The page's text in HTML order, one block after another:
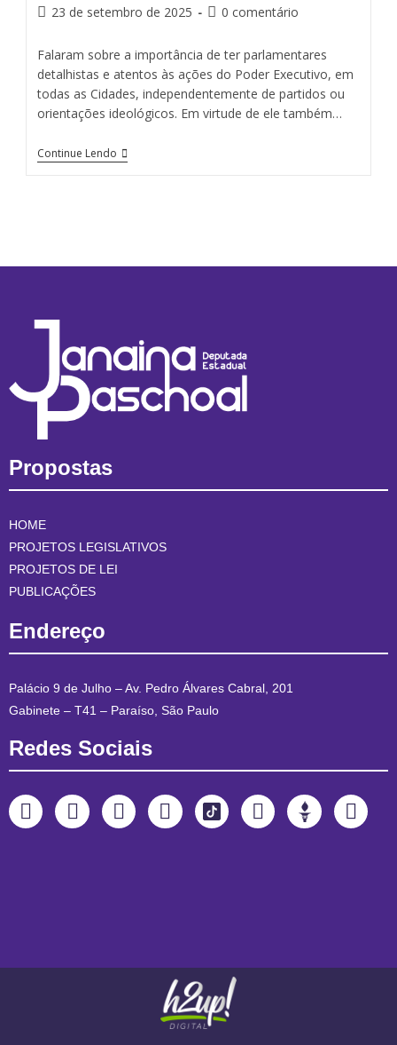
23 de setembro de 2025 0 comentário
Falaram sobre a importância de ter parlamentares
detalhistas e atentos às ações do Poder Executivo, em
todas as Cidades, independentemente de partidos ou
orientações ideológicos. Em virtude de ele também…
Continue Lendo
Propostas
HOME
PROJETOS LEGISLATIVOS
PROJETOS DE LEI
PUBLICAÇÕES
Endereço
Palácio 9 de Julho – Av. Pedro Álvares Cabral, 201
Gabinete – T41 – Paraíso, São Paulo
Redes Sociais